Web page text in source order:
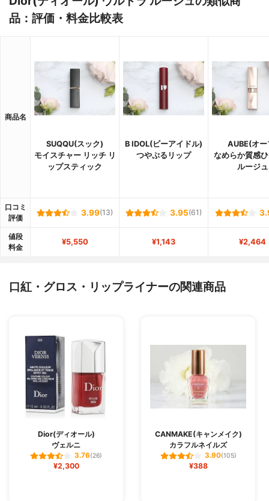
品：評価・料金比較表
商品名
SUQQU(スック)
モイスチャー リッチ リ
ップスティック
B IDOL(ビーアイドル)
つやぷるリップ
AUBE(オー
なめらか質感
ルージュ
口コミ
評価
3.99(13) 3.95(61)
値段
料金
¥5,550 ¥1,143 ¥2,464
口紅・グロス・リップライナーの関連商品
Dior(ディオール)
ヴェルニ
3.76(26)
¥2,300
CANMAKE(キャンメイク)
カラフルネイルズ
3.90(105)
¥388